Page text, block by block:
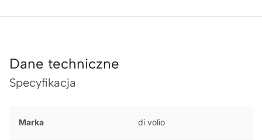
Dane techniczne
Specyfikacja
Marka di volio